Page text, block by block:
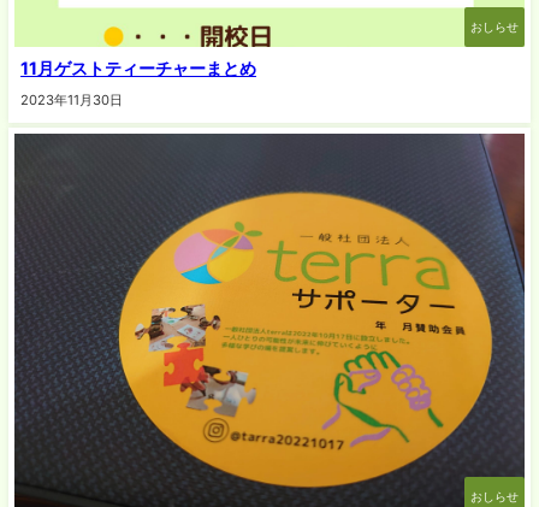
おしらせ
11月ゲストティーチャーまとめ
2023年11月30日
おしらせ